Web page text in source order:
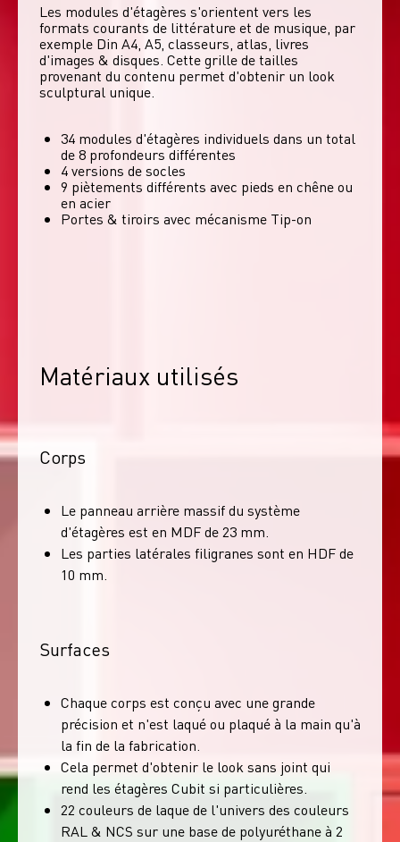
Les modules d'étagères s'orientent vers les
formats courants de littérature et de musique, par
exemple Din A4, A5, classeurs, atlas, livres
d'images & disques. Cette grille de tailles
provenant du contenu permet d'obtenir un look
sculptural unique.
34 modules d'étagères individuels dans un total
de 8 profondeurs différentes
4 versions de socles
9 piètements différents avec pieds en chêne ou
en acier
Portes & tiroirs avec mécanisme Tip-on
Matériaux utilisés
Corps
Le panneau arrière massif du système
d'étagères est en MDF de 23 mm.
Les parties latérales filigranes sont en HDF de
10 mm.
Surfaces
Chaque corps est conçu avec une grande
précision et n'est laqué ou plaqué à la main qu'à
la fin de la fabrication.
Cela permet d'obtenir le look sans joint qui
rend les étagères Cubit si particulières.
22 couleurs de laque de l'univers des couleurs
RAL & NCS sur une base de polyuréthane à 2